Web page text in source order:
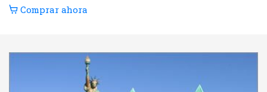
Comprar ahora